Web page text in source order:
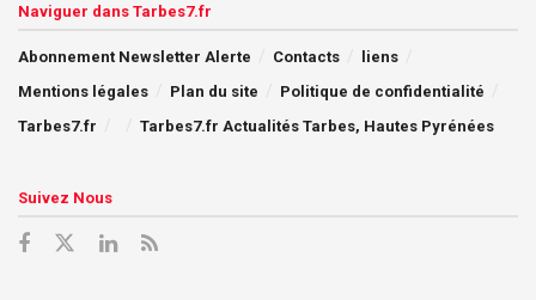
Naviguer dans Tarbes7.fr
Abonnement Newsletter Alerte Contacts
liens
Mentions légales
Plan du site
Politique de confidentialité
Tarbes7.fr
Tarbes7.fr Actualités Tarbes, Hautes Pyrénées
Suivez Nous